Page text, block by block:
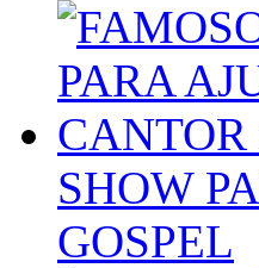
SHOW
GOSPEL